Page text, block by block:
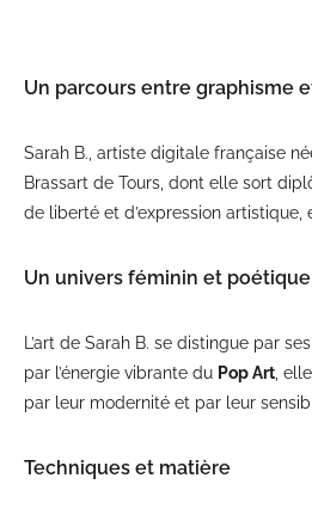
Un parcours entre graphisme
Sarah B., artiste digitale française
Brassart de Tours, dont elle sort
de liberté et d’expression
Un univers féminin et poétique
L’art de Sarah B. se distingue par
par l’énergie vibrante du Pop Art,
par leur modernité et par leur
Techniques et matière